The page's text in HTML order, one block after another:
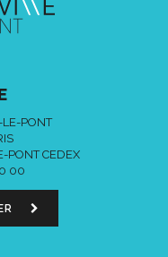
LE-PONT
PONT CEDEX
00